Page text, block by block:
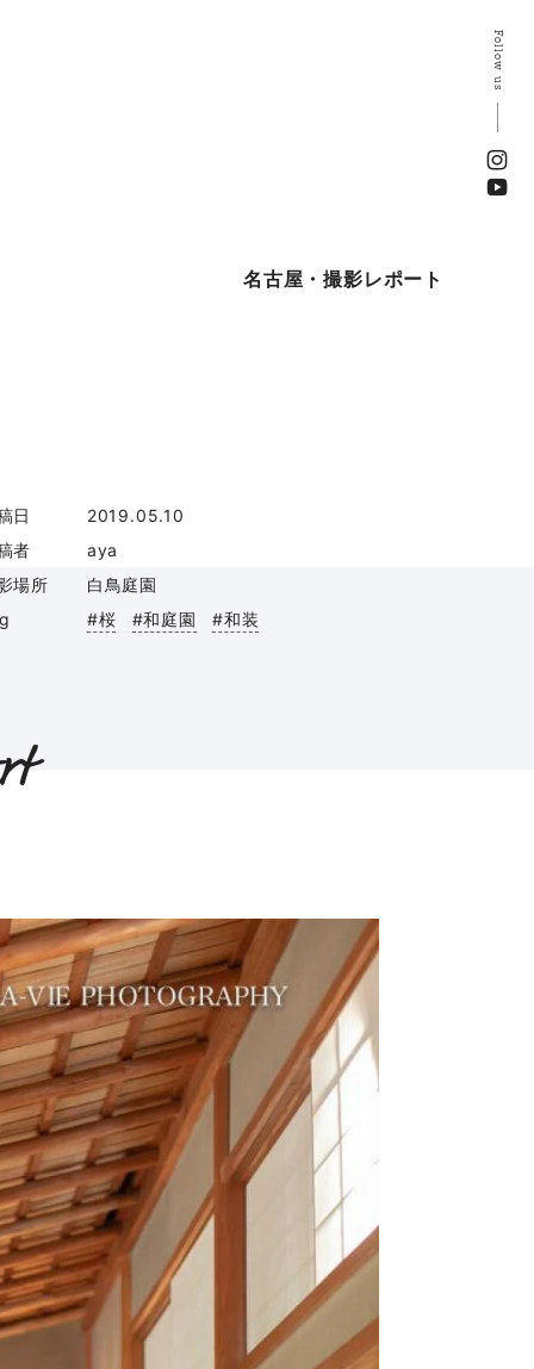
名古屋・撮影レポート
Follow us
日
2019.05.10
者
aya
場所
白鳥庭園
#桜 #和庭園 #和装